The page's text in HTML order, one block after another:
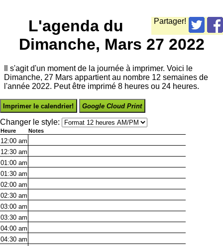
Partager!
L'agenda du
Dimanche, Mars 27 2022
Il s'agit d'un moment de la journée à imprimer. Voici le
Dimanche, 27 Mars appartient au nombre 12 semaines de
l'année 2022. Peut être imprimé 8 heures ou 24 heures.
Imprimer le calendrier! Google Cloud Print
Changer le style:
Heure Notes
12:00 am
12:30 am
01:00 am
01:30 am
02:00 am
02:30 am
03:00 am
03:30 am
04:00 am
04:30 am